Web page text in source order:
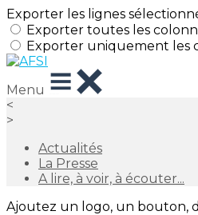
Exporter les lignes
Exporter toutes les
Exporter uniquement les
Menu
<
>
Actualités
La Presse
A lire, à voir, à écouter...
Ajoutez un logo, un bouton,